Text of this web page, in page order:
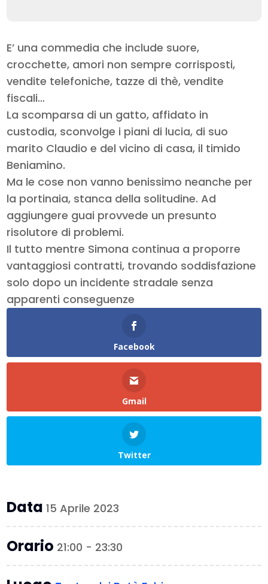
E’ una commedia che include suore,
crocchette, amori non sempre corrisposti,
vendite telefoniche, tazze di thè, vendite
fiscali…
La scomparsa di un gatto, affidato in
custodia, sconvolge i piani di lucia, di suo
marito Claudio e del vicino di casa, il timido
Beniamino.
Ma le cose non vanno benissimo neanche per
la portinaia, stanca della solitudine. Ad
aggiungere guai provvede un presunto
risolutore di problemi.
Il tutto mentre Simona continua a proporre
vantaggiosi contratti, trovando soddisfazione
solo dopo un incidente stradale senza
apparenti conseguenze
Facebook
Gmail
Twitter
Data15 Aprile 2023
Orario 21:00 - 23:30